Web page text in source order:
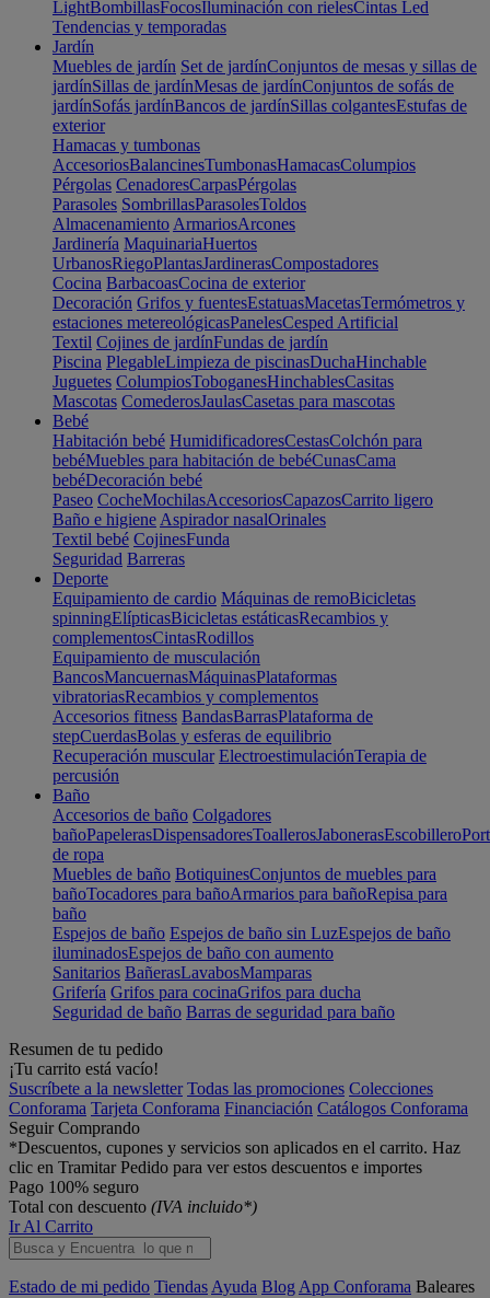
LightBombillasFocosIluminación con rielesCintas Led
Tendencias y temporadas
Jardín
Muebles de jardín Set de jardínConjuntos de mesas y sillas de
jardínSillas de jardínMesas de jardínConjuntos de sofás de
jardínSofás jardínBancos de jardínSillas colgantesEstufas de
exterior
Hamacas y tumbonas
AccesoriosBalancinesTumbonasHamacasColumpios
Pérgolas CenadoresCarpasPérgolas
Parasoles SombrillasParasolesToldos
Almacenamiento ArmariosArcones
Jardinería MaquinariaHuertos
UrbanosRiegoPlantasJardinerasCompostadores
Cocina BarbacoasCocina de exterior
Decoración Grifos y fuentesEstatuasMacetasTermómetros y
estaciones metereológicasPanelesCesped Artificial
Textil Cojines de jardínFundas de jardín
Piscina PlegableLimpieza de piscinasDuchaHinchable
Juguetes ColumpiosToboganesHinchablesCasitas
Mascotas ComederosJaulasCasetas para mascotas
Bebé
Habitación bebé HumidificadoresCestasColchón para
bebéMuebles para habitación de bebéCunasCama
bebéDecoración bebé
Paseo CocheMochilasAccesoriosCapazosCarrito ligero
Baño e higiene Aspirador nasalOrinales
Textil bebé CojinesFunda
Seguridad Barreras
Deporte
Equipamiento de cardio Máquinas de remoBicicletas
spinningElípticasBicicletas estáticasRecambios y
complementosCintasRodillos
Equipamiento de musculación
BancosMancuernasMáquinasPlataformas
vibratoriasRecambios y complementos
Accesorios fitness BandasBarrasPlataforma de
stepCuerdasBolas y esferas de equilibrio
Recuperación muscular ElectroestimulaciónTerapia de
percusión
Baño
Accesorios de baño Colgadores
bañoPapelerasDispensadoresToallerosJabonerasEscobillero
de ropa
Muebles de baño BotiquinesConjuntos de muebles para
bañoTocadores para bañoArmarios para bañoRepisa para
baño
Espejos de baño Espejos de baño sin LuzEspejos de baño
iluminadosEspejos de baño con aumento
Sanitarios BañerasLavabosMamparas
Grifería Grifos para cocinaGrifos para ducha
Seguridad de baño Barras de seguridad para baño
Resumen de tu pedido
¡Tu carrito está vacío!
Suscríbete a la newsletter Todas las promociones Colecciones
Conforama Tarjeta Conforama Financiación Catálogos Conforama
Seguir Comprando
*Descuentos, cupones y servicios son aplicados en el carrito. Haz
clic en Tramitar Pedido para ver estos descuentos e importes
Pago 100% seguro
Total con descuento (IVA incluido*)
Ir Al Carrito
Estado de mi pedido Tiendas Ayuda Blog App Conforama Baleares